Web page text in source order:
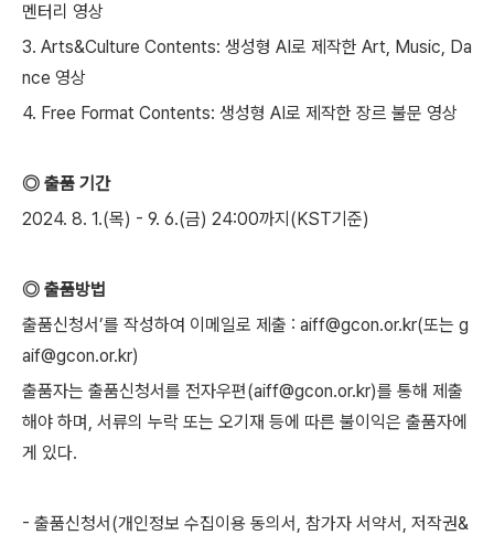
멘터리 영상
3. Arts&Culture Contents: 생성형 AI로 제작한 Art, Music, Da
nce 영상
4. Free Format Contents: 생성형 AI로 제작한 장르 불문 영상
◎ 출품 기간
2024. 8. 1.(목) - 9. 6.(금) 24:00까지(KST기준)
◎ 출품방법
출품신청서’를 작성하여 이메일로 제출 : aiff@gcon.or.kr(또는 g
aif@gcon.or.kr)
출품자는 출품신청서를 전자우편(aiff@gcon.or.kr)를 통해 제출
해야 하며, 서류의 누락 또는 오기재 등에 따른 불이익은 출품자에
게 있다.
- 출품신청서(개인정보 수집이용 동의서, 참가자 서약서, 저작권&